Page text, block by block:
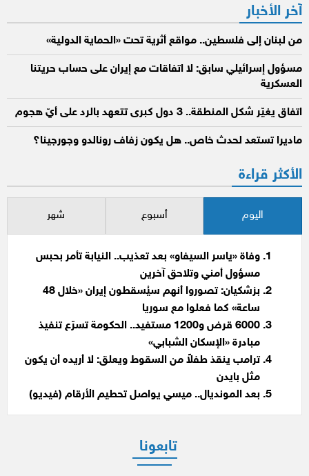
آخر الأخبار
من لبنان إلى فلسطين.. مواقع أثرية تحت «الحماية الدولية»
مسؤول إسرائيلي سابق: لا اتفاقات مع إيران على حساب حريتنا
العسكرية
اتفاق يغيّر شكل المنطقة.. 3 دول كبرى تتعهد بالرد على أيّ هجوم
ماديرا تستعد لحدث خاص.. هل يكون زفاف رونالدو وجورجينا؟
الأكثر قراءة
اليوم أسبوع شهر
وفاة «ياسر السيفاو» بعد تعذيب.. النيابة تأمر بحبس
مسؤول أمني وتلاحق آخرين
بزشكيان: تصوروا أنهم سيُسقطون إيران «خلال 48
ساعة» كما فعلوا مع سوريا
6000 قرض و1200 مستفيد.. الحكومة تسرّع تنفيذ
مبادرة «الإسكان الشبابي»
ترامب ينقذ طفلاً من السقوط ويعلق: لا أريده أن يكون
مثل بايدن
بعد المونديال.. ميسي يواصل تحطيم الأرقام (فيديو)
تابعونا